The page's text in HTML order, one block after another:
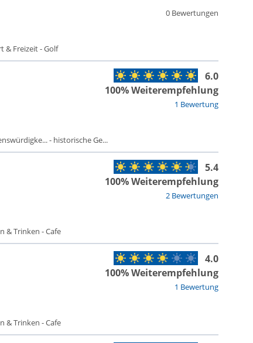
0 Bewertungen
& Freizeit - Golf
1 Bewertung
6.0
100% Weiterempfehlung
- historische Ge...
2 Bewertungen
5.4
100% Weiterempfehlung
& Trinken - Cafe
1 Bewertung
4.0
100% Weiterempfehlung
& Trinken - Cafe